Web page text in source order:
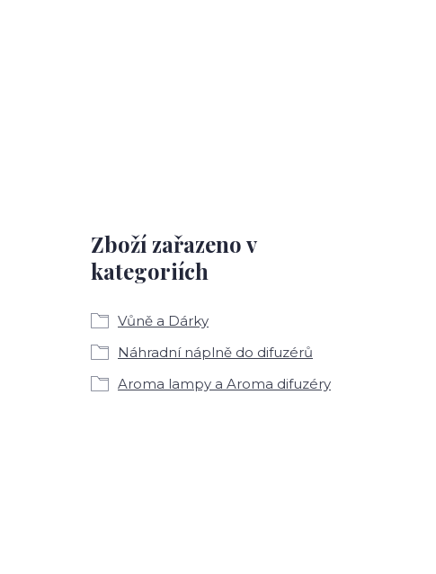
Zboží zařazeno v
kategoriích
Vůně a Dárky
Náhradní náplně do difuzérů
Aroma lampy a Aroma difuzéry